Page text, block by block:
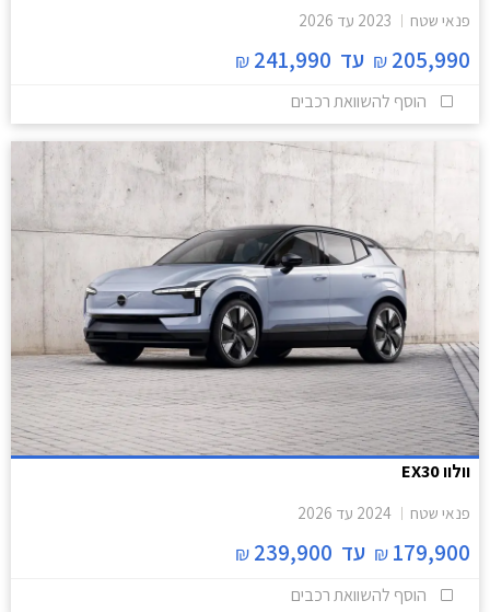
פנאי שטח 2023 עד 2026
205,990
₪ עד 241,990
₪
הוסף להשוואת רכבים
וולוו EX30
פנאי שטח 2024 עד 2026
179,900
₪ עד 239,900
₪
הוסף להשוואת רכבים